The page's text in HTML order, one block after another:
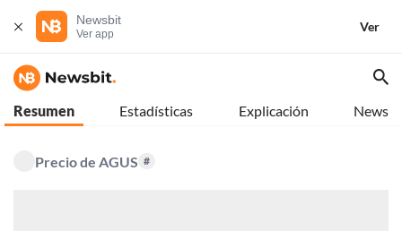
Newsbit
Ver app
Ver
Resumen Estadísticas Explicación News
Precio de AGUS #